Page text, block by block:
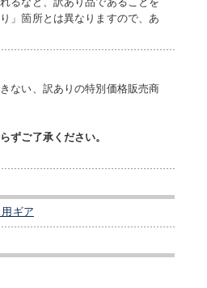
」箇所とは異なりますので、あ
ない、訳ありの特別価格販売商
ずご了承ください。
ギア